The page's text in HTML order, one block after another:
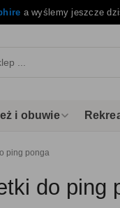
a wyślemy jeszcze
i obuwie
ping ponga
do ping